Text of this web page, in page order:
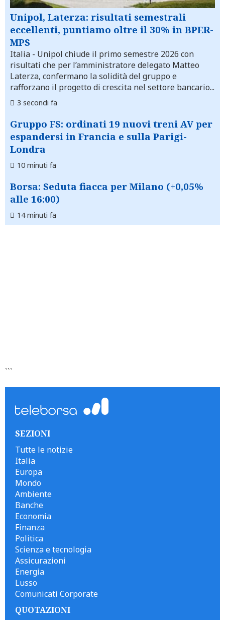
Unipol, Laterza: risultati semestrali
eccellenti, puntiamo oltre il 30% in BPER-
MPS
Italia - Unipol chiude il primo semestre 2026 con
risultati che per l’amministratore delegato Matteo
Laterza, confermano la solidità del gruppo e
rafforzano il progetto di crescita nel settore bancario...
3 secondi fa
Gruppo FS: ordinati 19 nuovi treni AV per
espandersi in Francia e sulla Parigi-
Londra
10 minuti fa
Borsa: Seduta fiacca per Milano (+0,05%
alle 16:00)
14 minuti fa
```
SEZIONI
Tutte le notizie
Italia
Europa
Mondo
Ambiente
Banche
Economia
Finanza
Politica
Scienza e tecnologia
Assicurazioni
Energia
Lusso
Comunicati Corporate
QUOTAZIONI